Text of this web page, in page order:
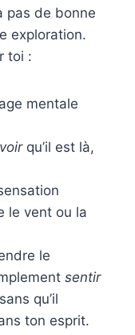
pas de bonne
exploration.
toi :
mentale
qu’il est là,
le vent ou la
le
sentir
qu’il
ton esprit.